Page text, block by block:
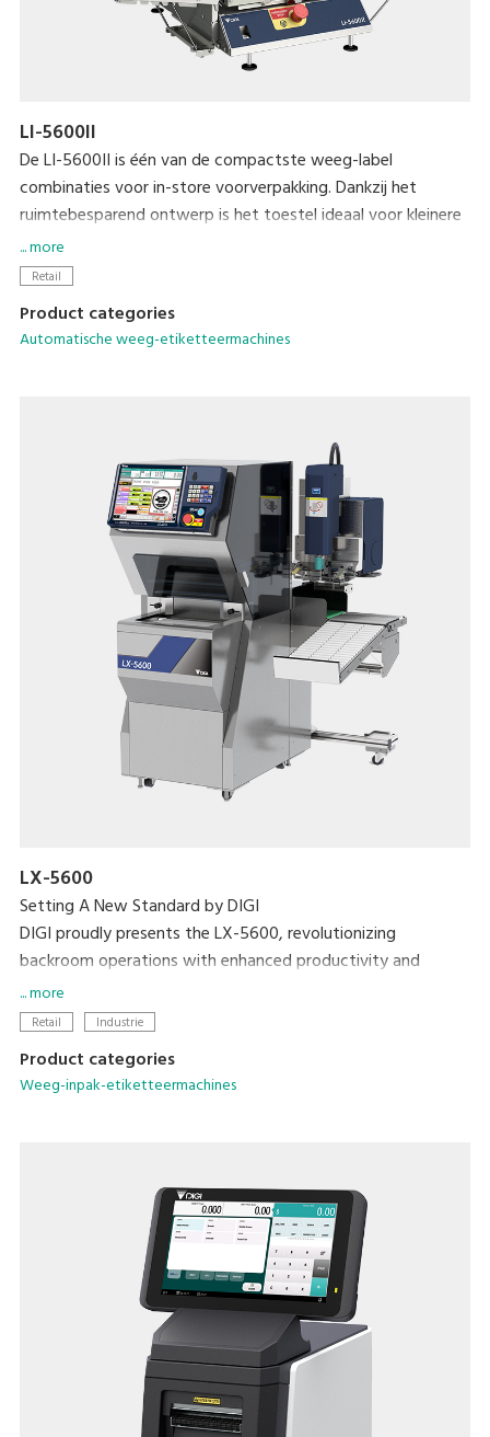
LI-5600II
De LI-5600II is één van de compactste weeg-label
combinaties voor in-store voorverpakking. Dankzij het
ruimtebesparend ontwerp is het toestel ideaal voor kleinere
ateliers. Dit biedt eenvoudige en unieke oplossingen voor
automatisch en semi-automatisch etiketteren. De LI-
gebruiken achter bestaande toestellen zoals bvb MAP-
toestellen of andere toepassingen van voorverpakking.
... more
Retail
Product categories
Automatische weeg-etiketteermachines
LX-5600
Setting A New Standard by DIGI
DIGI proudly presents the LX-5600, revolutionizing
backroom operations with enhanced productivity and
efficiency with the world's first weigh-seal-label MAP tray
sealer.
... more
Retail Industrie
Product categories
Weeg-inpak-etiketteermachines